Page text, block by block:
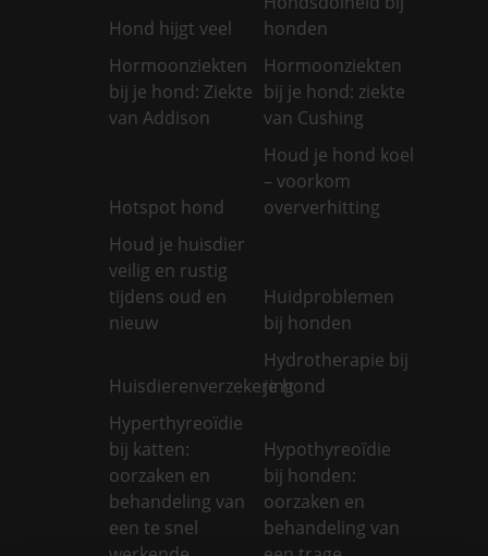
Hond hijgt veel
honden
Hormoonziekten
bij je hond: Ziekte
van Addison
Hormoonziekten
bij je hond: ziekte
van Cushing
Hotspot hond
Houd je hond koel
– voorkom
oververhitting
Houd je huisdier
veilig en rustig
tijdens oud en
nieuw
Huidproblemen
bij honden
Huisdierenverzekering
Hydrotherapie bij
je hond
Hyperthyreoïdie
bij katten:
oorzaken en
behandeling van
een te snel
Hypothyreoïdie
bij honden:
oorzaken en
behandeling van